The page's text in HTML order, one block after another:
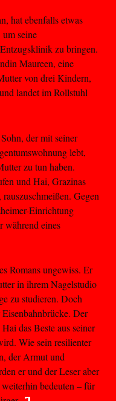
hat ebenfalls etwas
seine
zu bringen.
Maureen, eine
von drei Kindern,
landet im Rollstuhl
der mit seiner
lebt,
zu tun haben.
und Hai, Grazinas
Gegen
Einrichtung
während eines
Romans ungewiss. Er
in ihrem Nagelstudio
zu studieren. Doch
Der
das Beste aus seiner
Wie sein resilienter
der Armut und
er und der Leser aber
bedeuten – für